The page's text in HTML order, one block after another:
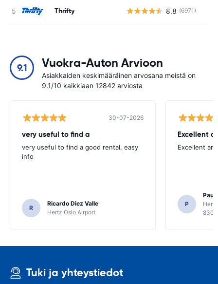
Thrifty 8.8 (6971)
9.1 Vuokra-Auton Arvioon
Asiakkaiden keskimääräinen arvosana meistä on
9.1/10 kaikkiaan 12842 arviosta
30-07-2026
very useful to find a
very useful to find a good rental, easy
info
R
Ricardo Diez Valle
Hertz Oslo Airport
Excellent
Excellent
P
Paul
8300
Tuki ja yhteystiedot